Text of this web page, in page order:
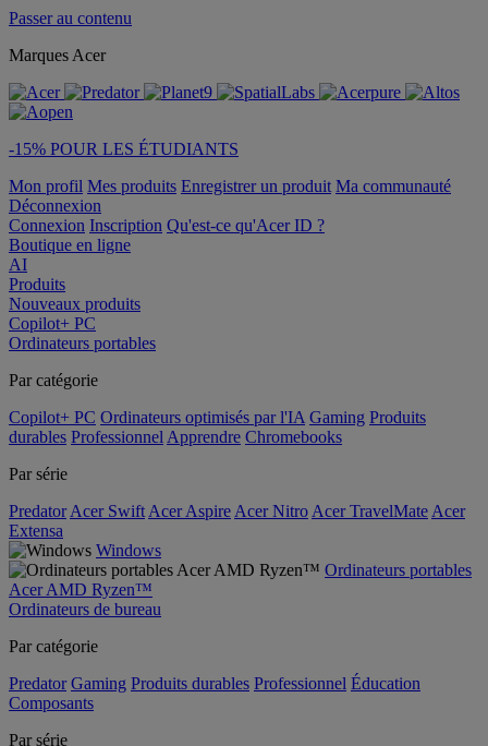
Passer au contenu
Marques Acer
-15% POUR LES ÉTUDIANTS
Mon profil Mes produits Enregistrer un produit Ma communauté
Déconnexion
Connexion Inscription Qu'est-ce qu'Acer ID ?
Boutique en ligne
AI
Produits
Nouveaux produits
Copilot+ PC
Ordinateurs portables
Par catégorie
Copilot+ PC Ordinateurs optimisés par l'IA Gaming Produits
durables Professionnel Apprendre Chromebooks
Par série
Predator Acer Swift Acer Aspire Acer Nitro Acer TravelMate Acer
Extensa
Windows
Ordinateurs portables
Acer AMD Ryzen™
Ordinateurs de bureau
Par catégorie
Predator Gaming Produits durables Professionnel Éducation
Composants
Par série